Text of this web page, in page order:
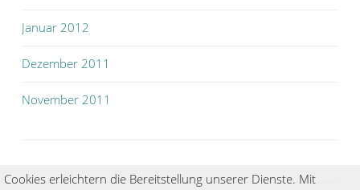
Januar 2012
Dezember 2011
November 2011
Cookies erleichtern die Bereitstellung unserer Dienste. Mit